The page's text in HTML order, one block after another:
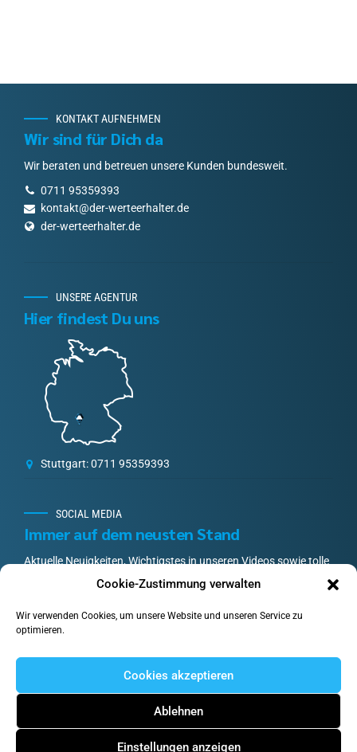
Cookie-Zustimmung verwalten
Wir verwenden Cookies, um unsere Website und unseren Service zu
optimieren.
Cookies akzeptieren
Ablehnen
Einstellungen anzeigen
KONTAKT AUFNEHMEN
Wir sind für Dich da
Wir beraten und betreuen unsere Kunden bundesweit.
0711 95359393
kontakt@der-werteerhalter.de
der-werteerhalter.de
UNSERE AGENTUR
Hier findest Du uns
Stuttgart: 0711 95359393
SOCIAL MEDIA
Immer auf dem neusten Stand
Aktuelle Neuigkeiten, Wichtigstes in unseren Videos sowie tolle
Community-Aktionen und Gewinnspiele.